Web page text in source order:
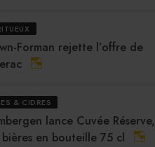
Forman rejette l’offre de
& CIDRES
lance Cuvée Réserve,
bières en bouteille 75 cl